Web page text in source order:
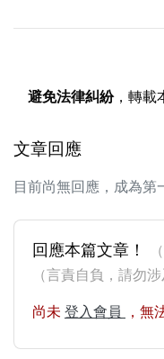
避免法律糾紛，轉載
文章回應
目前尚無回應，成為第
回應本篇文章！
（言責自負，請勿
尚未 登入會員 ，無